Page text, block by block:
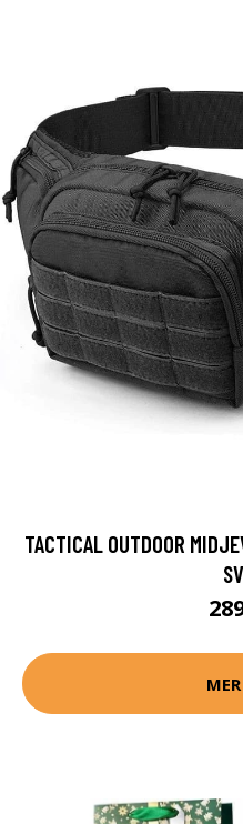
TACTICAL OUTDOOR